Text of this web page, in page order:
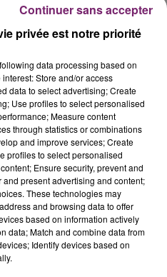
privée est notre priorité
data processing based on
Store and/or access
data to select advertising; Create
Use profiles to select personalised
Measure content
through statistics or combinations
and improve services; Create
profiles to select personalised
Ensure security, prevent and
present advertising and content;
These technologies may
and browsing data to offer
based on information actively
data; Match and combine data from
Identify devices based on
Continuer sans accepter